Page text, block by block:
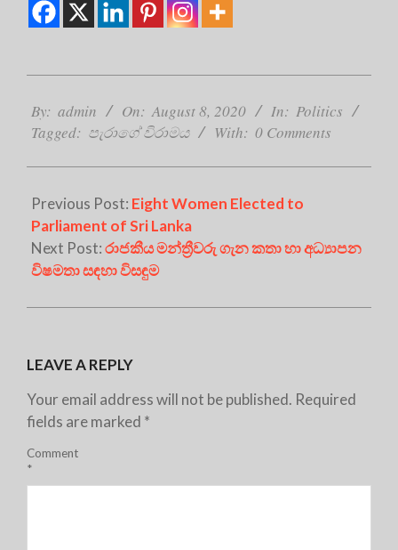
08-
08
By: admin On: August 8, 2020 In: Politics
Tagged: පැරාගේ විරාමය With: 0 Comments
Previous Post: Eight Women Elected to
Parliament of Sri Lanka
Next Post:රාජකීය මන්ත්‍රීවරු ගැන කතා හා අධ්‍යාපන
විෂමතා සඳහා විසඳුම
LEAVE A REPLY
Your email address will not be published. Required
fields are marked *
Comment
*